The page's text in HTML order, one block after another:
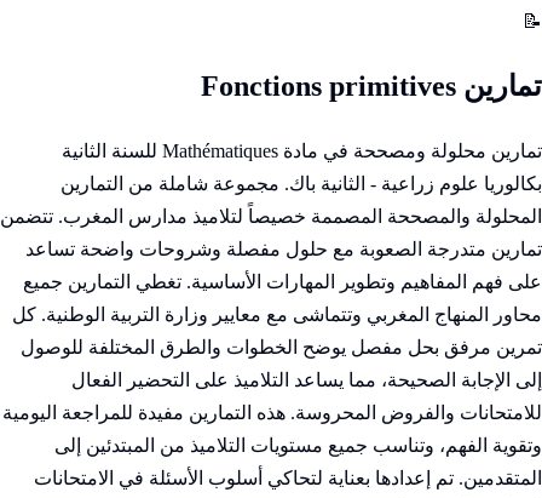
📝
تمارين Fonctions primitives
تمارين محلولة ومصححة في مادة Mathématiques للسنة الثانية
بكالوريا علوم زراعية - الثانية باك. مجموعة شاملة من التمارين
المحلولة والمصححة المصممة خصيصاً لتلاميذ مدارس المغرب. تتضمن
تمارين متدرجة الصعوبة مع حلول مفصلة وشروحات واضحة تساعد
على فهم المفاهيم وتطوير المهارات الأساسية. تغطي التمارين جميع
محاور المنهاج المغربي وتتماشى مع معايير وزارة التربية الوطنية. كل
تمرين مرفق بحل مفصل يوضح الخطوات والطرق المختلفة للوصول
إلى الإجابة الصحيحة، مما يساعد التلاميذ على التحضير الفعال
للامتحانات والفروض المحروسة. هذه التمارين مفيدة للمراجعة اليومية
وتقوية الفهم، وتناسب جميع مستويات التلاميذ من المبتدئين إلى
المتقدمين. تم إعدادها بعناية لتحاكي أسلوب الأسئلة في الامتحانات